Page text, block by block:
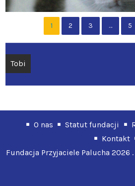
1 2 3 … 5
Nawigacja
wpisu
Tobi
O nas Statut fundacji
Kontakt
Fundacja Przyjaciele Palucha 2026